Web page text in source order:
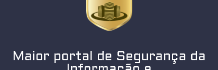
Maior portal de Segurança da